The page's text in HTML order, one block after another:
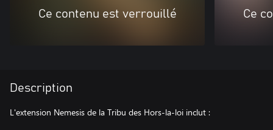
Ce contenu est verrouillé Ce
Description
L'extension Nemesis de la Tribu des Hors-la-loi inclut :